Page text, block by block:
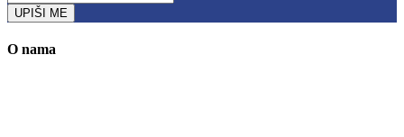
UPIŠI ME
O nama